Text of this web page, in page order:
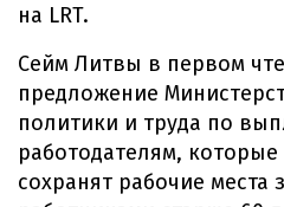
на LRT.
Сейм Литвы в первом
предложение
политики и труда по
работодателям,
сохранят рабочие места